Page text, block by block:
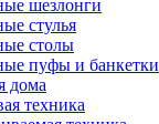
шезлонги
стулья
столы
пуфы и банкетки
дома
техника